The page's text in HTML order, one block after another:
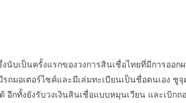
นับเป็นครั้งแรกของวงการสินเชื่อไทยที่มีการอ
ถมอเตอร์ไซค์และมีเล่มทะเบียนเป็นชื่อตนเอง ชูจุ
ทั้งยังรับวงเงินสินเชื่อแบบหมุนเวียน และเบิกถ